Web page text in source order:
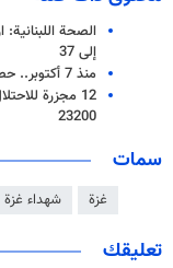
الصحة
إلى 37
منذ 7 أكتوبر.. حصيلة الشهداء في غزة تصل 33207 شهداء
23200
سمات
غزة شهداء غزة
تعليقك